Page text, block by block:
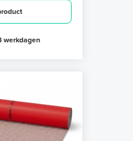
werkdagen